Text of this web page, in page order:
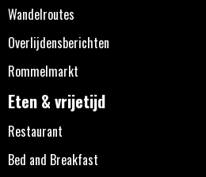
Wandelroutes
Overlijdensberichten
Rommelmarkt
Eten & vrijetijd
Restaurant
Bed and Breakfast